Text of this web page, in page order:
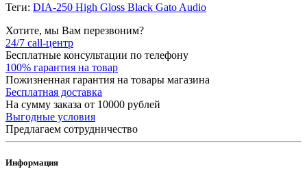
Теги: DIA-250 High Gloss Black Gato Audio
Хотите, мы Вам перезвоним?
24/7 call-центр
Бесплатные консультации по телефону
100% гарантия на товар
Пожизненная гарантия на товары магазина
Бесплатная доставка
На сумму заказа от 10000 рублей
Выгодные условия
Предлагаем сотрудничество
Информация